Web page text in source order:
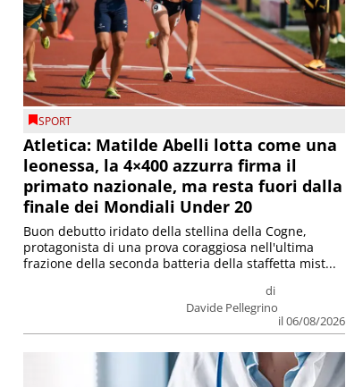
SPORT
Atletica: Matilde Abelli lotta come una
leonessa, la 4×400 azzurra firma il
primato nazionale, ma resta fuori dalla
finale dei Mondiali Under 20
di
Davide Pellegrino
il 06/08/2026
Buon debutto iridato della stellina della Cogne,
protagonista di una prova coraggiosa nell'ultima
frazione della seconda batteria della staffetta mist...